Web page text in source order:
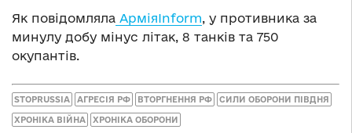
Як повідомляла АрміяInform, у противника за
минулу добу мінус літак, 8 танків та 750
окупантів.
STOPRUSSIA АГРЕСІЯ РФ ВТОРГНЕННЯ РФ СИЛИ ОБОРОНИ ПІВДНЯ
ХРОНІКА ВІЙНА ХРОНІКА ОБОРОНИ